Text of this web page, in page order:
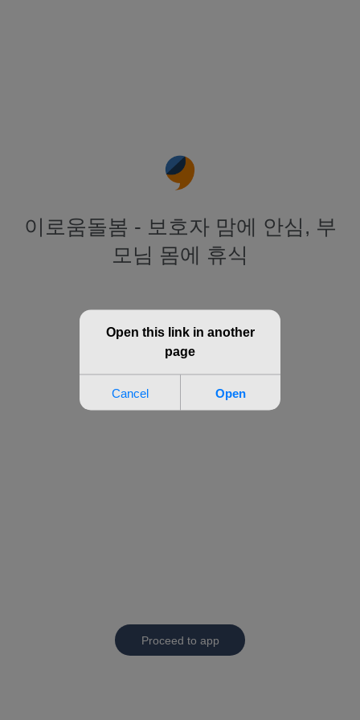
이로움돌봄 - 보호자 맘에 안심, 부
모님 몸에 휴식
Proceed to app